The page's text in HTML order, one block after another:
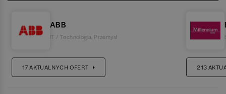
ABB
IT / Technologia Przemysł
17AKTUALNYCH OFERT 213